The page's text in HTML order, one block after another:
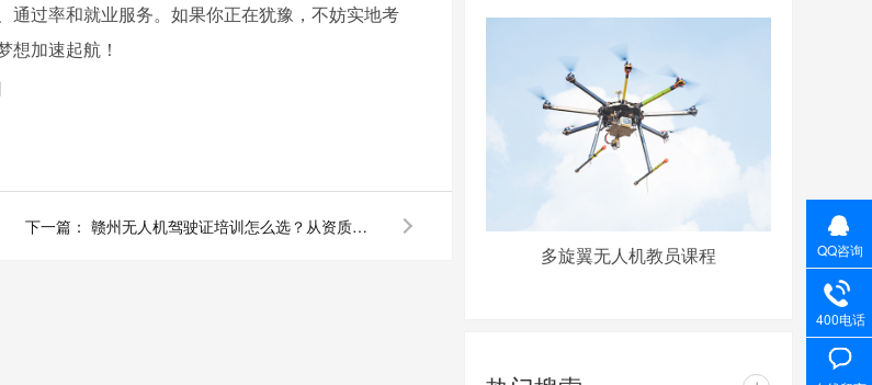
过率和就业服务。如果你正在犹豫，不妨实地考
想加速起航！
下一篇： 赣州无人机驾驶证培训怎么选？从资质到通过率，一篇讲透
多旋翼无人机教员课程 QQ咨询
400电话